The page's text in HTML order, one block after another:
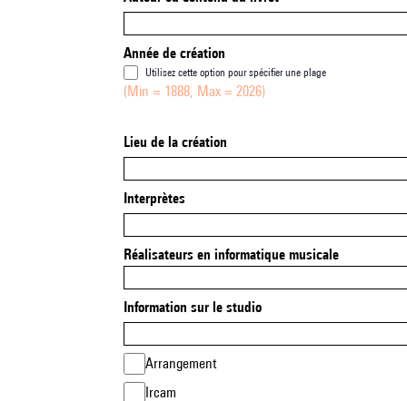
Année de création
Utilisez cette option pour spécifier une plage
(Min = 1888, Max = 2026)
Lieu de la création
Interprètes
Réalisateurs en informatique musicale
Information sur le studio
Arrangement
Ircam